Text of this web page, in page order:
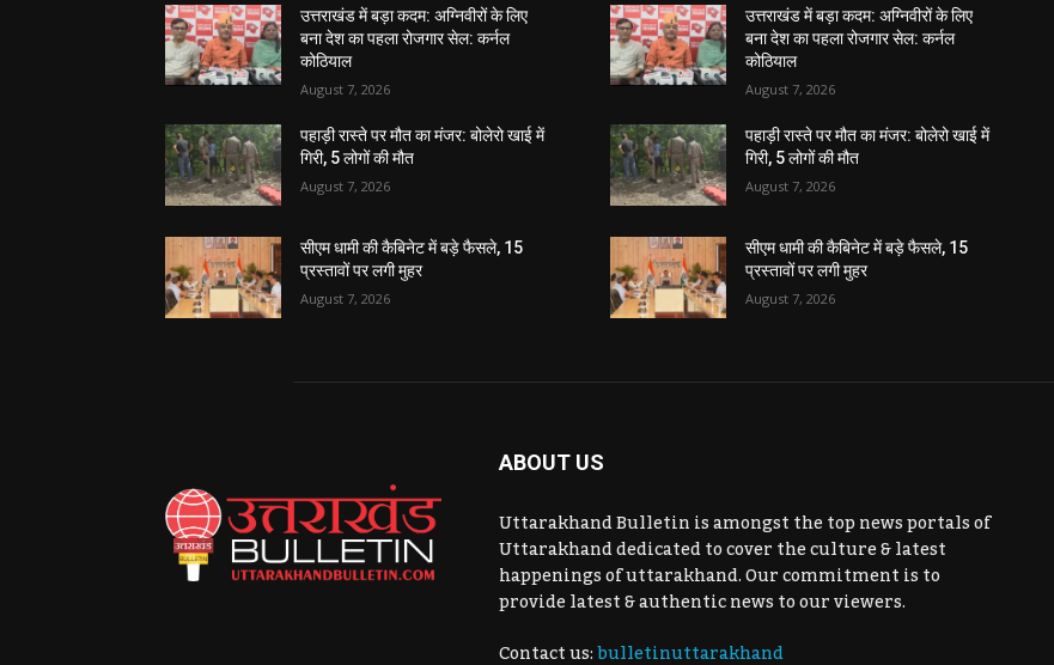
उत्तराखंड में बड़ा कदम: अग्निवीरों के लिए
बना देश का पहला रोजगार सेल: कर्नल
कोठियाल
August 7, 2026
पहाड़ी रास्ते पर मौत का मंजर: बोलेरो खाई में
गिरी, 5 लोगों की मौत
August 7, 2026
सीएम धामी की कैबिनेट में बड़े फैसले, 15
प्रस्तावों पर लगी मुहर
August 7, 2026
उत्तराखंड में बड़ा कदम: अग्निवीरों के लिए
बना देश का पहला रोजगार सेल: कर्नल
कोठियाल
August 7, 2026
पहाड़ी रास्ते पर मौत का मंजर: बोलेरो खाई में
गिरी, 5 लोगों की मौत
August 7, 2026
सीएम धामी की कैबिनेट में बड़े फैसले, 15
प्रस्तावों पर लगी मुहर
August 7, 2026
ABOUT US
Uttarakhand Bulletin is amongst the top news portals of
Uttarakhand dedicated to cover the culture & latest
happenings of uttarakhand. Our commitment is to
provide latest & authentic news to our viewers.
Contact us:bulletinuttarakhand